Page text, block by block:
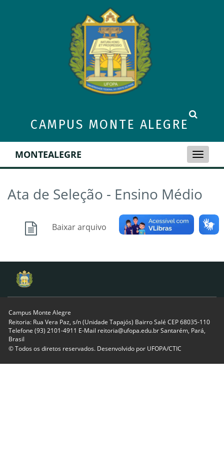
CAMPUS MONTE ALEGRE
Toggle
MONTEALEGRE
Ata de Seleção - Ensino Médio
Baixar arquivo
Campus Monte Alegre
Reitoria: Rua Vera Paz, s/n (Unidade Tapajós) Bairro Salé CEP 68035-110
Telefone (93) 2101-4911 E-Mail reitoria@ufopa.edu.br Santarém, Pará,
Brasil
© Todos os diretos reservados. Desenvolvido por UFOPA/CTIC